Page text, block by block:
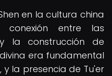
en la cultura china
entre las
la construcción de
era fundamental
la presencia de Tu'er